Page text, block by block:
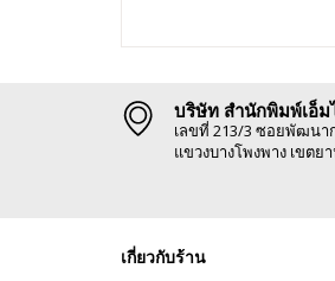
บริษัท สำนักพิมพ์เอ็ม
เลขที่ 213/3 ซอยพัฒนา
แขวงบางโพงพาง เขตย
เกี่ยวกับร้าน